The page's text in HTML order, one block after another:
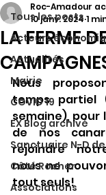
Tous les posts
Acteurs
Actualités
Mairie
COVID 19
EX Blog archivé
Sanctuaire N-D
Côté Rocher
Associations
LA FERME
Roc-Amadour
10 janv. 2024 1
Nous
temps partiel
semaine),
de nos
rejoindre
nous ne
tout seuls!